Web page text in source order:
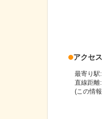
アクセ
最寄り駅:
直線距離
(この情